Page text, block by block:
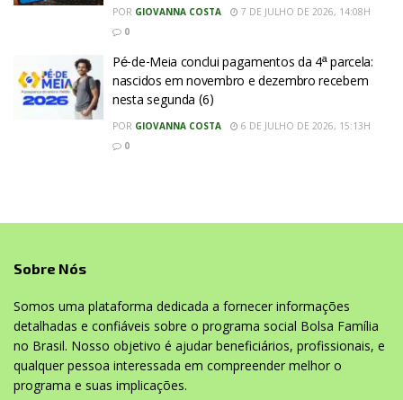
POR GIOVANNA COSTA
7 DE JULHO DE 2026, 14:08H
0
Pé-de-Meia conclui pagamentos da 4ª parcela:
nascidos em novembro e dezembro recebem
nesta segunda (6)
POR GIOVANNA COSTA
6 DE JULHO DE 2026, 15:13H
0
Sobre Nós
Somos uma plataforma dedicada a fornecer informações
detalhadas e confiáveis sobre o programa social Bolsa Família
no Brasil. Nosso objetivo é ajudar beneficiários, profissionais, e
qualquer pessoa interessada em compreender melhor o
programa e suas implicações.